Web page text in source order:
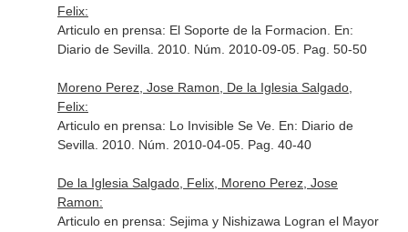
Felix:
Articulo en prensa: El Soporte de la Formacion. En:
Diario de Sevilla . 2010. Núm. 2010-09-05. Pag. 50-50
Moreno Perez, Jose Ramon, De la Iglesia Salgado,
Felix:
Articulo en prensa: Lo Invisible Se Ve. En: Diario de
Sevilla . 2010. Núm. 2010-04-05. Pag. 40-40
De la Iglesia Salgado, Felix, Moreno Perez, Jose
Ramon:
Articulo en prensa: Sejima y Nishizawa Logran el Mayor